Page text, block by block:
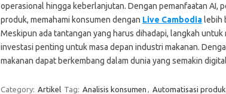
operasional hingga keberlanjutan. Dengan pemanfaatan AI,
produk, memahami konsumen dengan Live Cambodialebih
Meskipun ada tantangan yang harus dihadapi, langkah
investasi penting untuk masa depan industri makanan.
makanan dapat berkembang dalam dunia yang semakin
Category: Artikel Tag: Analisis konsumen , Automatisasi